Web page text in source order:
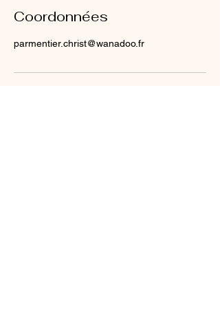
Coordonnées
parmentier.christ@wanadoo.fr